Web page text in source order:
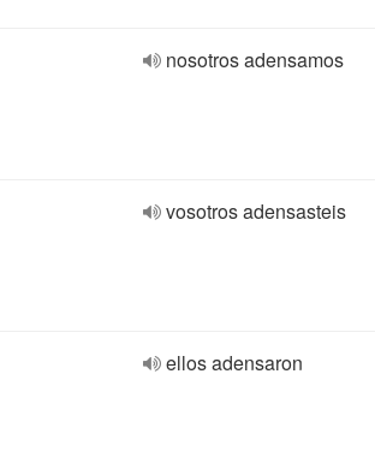
nosotros adensamos
vosotros adensasteis
ellos adensaron